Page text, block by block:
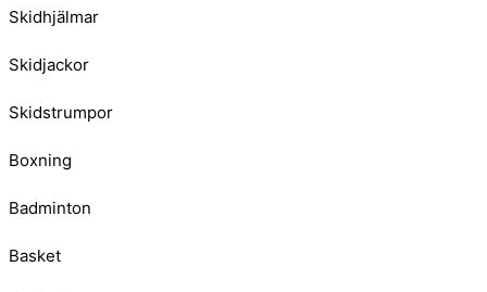
Skidhjälmar
Skidjackor
Skidstrumpor
Boxning
Badminton
Basket